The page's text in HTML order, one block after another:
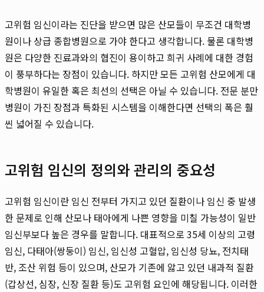
고위험 임신이라는 진단을 받으면 많은 산모들이 무조건 대학병
원이나 상급 종합병원으로 가야 한다고 생각합니다. 물론 대학병
원은 다양한 진료과와의 협진이 용이하고 희귀 사례에 대한 경험
이 풍부하다는 장점이 있습니다. 하지만 모든 고위험 산모에게 대
학병원이 유일한 혹은 최선의 선택은 아닐 수 있습니다. 전문 분만
병원이 가진 장점과 특화된 시스템을 이해한다면 선택의 폭은 훨
씬 넓어질 수 있습니다.
고위험 임신의 정의와 관리의 중요성
고위험 임신이란 임신 전부터 가지고 있던 질환이나 임신 중 발생
한 문제로 인해 산모나 태아에게 나쁜 영향을 미칠 가능성이 일반
임신부보다 높은 경우를 말합니다. 대표적으로 35세 이상의 고령
임신, 다태아(쌍둥이) 임신, 임신성 고혈압, 임신성 당뇨, 전치태
반, 조산 위험 등이 있으며, 산모가 기존에 앓고 있던 내과적 질환
(갑상선, 심장, 신장 질환 등)도 고위험 요인에 해당됩니다. 이러한